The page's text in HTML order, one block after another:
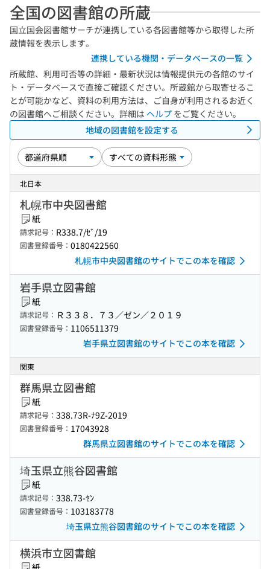
全国の図書館の所蔵
国立国会図書館サーチが連携している各図書館等から取得した所
蔵情報を表示します。
連携している機関・データベースの一覧
所蔵館、利用可否等の詳細・最新状況は情報提供元の各館のサイ
ト・データベースで直接ご確認ください。所蔵館から取寄せるこ
とが可能かなど、資料の利用方法は、ご自身が利用されるお近く
の図書館へご相談ください。詳細は ヘルプ をご覧ください。
地域の図書館を設定する
北日本
札幌市中央図書館
紙
請求記号： R338.7/ｾﾞ/19
図書登録番号： 0180422560
札幌市中央図書館のサイトでこの本を確認
岩手県立図書館
紙
請求記号： Ｒ３３８．７３／ゼン／２０１９
図書登録番号： 1106511379
岩手県立図書館のサイトでこの本を確認
関東
群馬県立図書館
紙
請求記号： 338.73R-ﾅ9Z-2019
図書登録番号： 17043928
群馬県立図書館のサイトでこの本を確認
埼玉県立熊谷図書館
紙
請求記号： 338.73-ｾﾝ
図書登録番号： 103183778
埼玉県立熊谷図書館のサイトでこの本を確認
横浜市立図書館